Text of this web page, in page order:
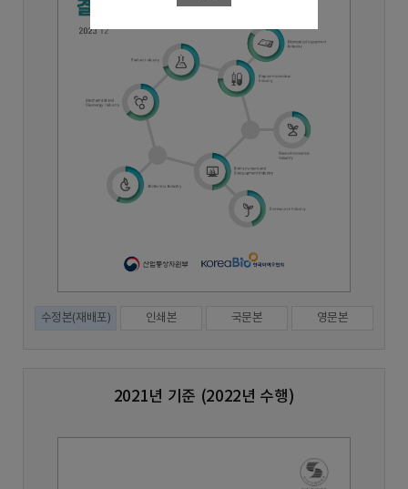
수정본(재배포) 인쇄본 국문본 영문본
2021년 기준 (2022년 수행)